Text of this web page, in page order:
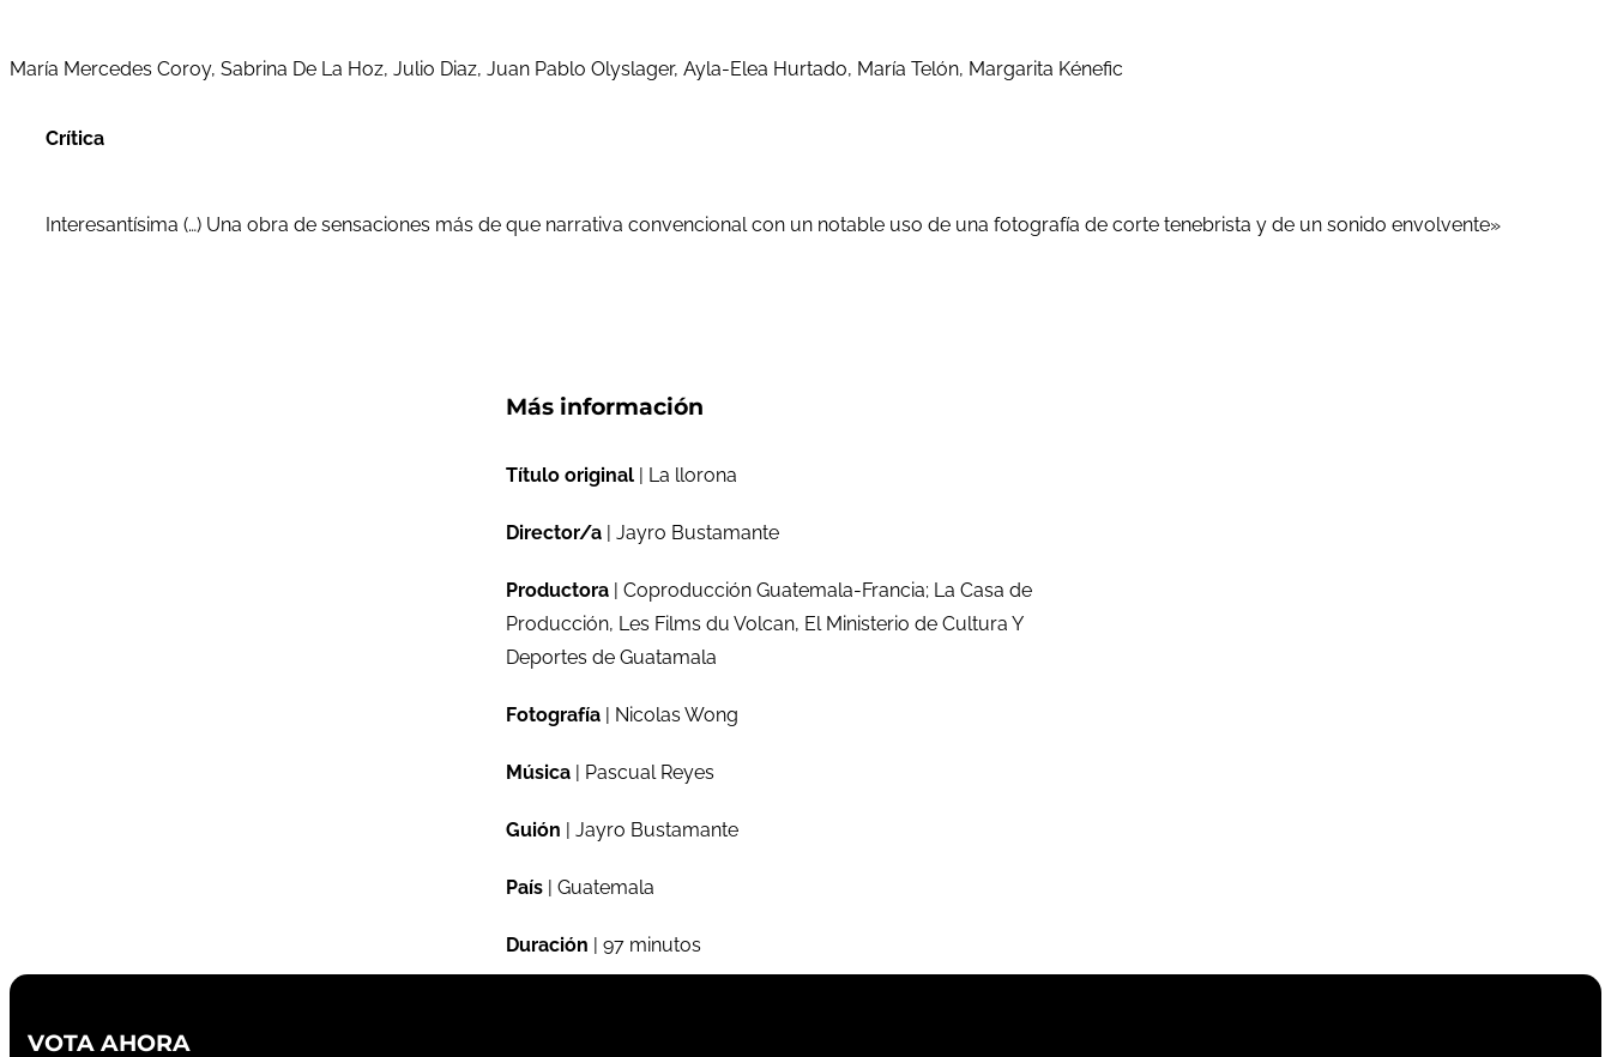
María Mercedes Coroy, Sabrina De La Hoz, Julio Diaz, Juan Pablo Olyslager, Ayla-Elea Hurtado, María Telón, Margarita Kénefic
Crítica
Interesantísima (…) Una obra de sensaciones más de que narrativa convencional con un notable uso de una fotografía de corte tenebrista y de un sonido envolvente»
Más información
Título original | La llorona
Director/a | Jayro Bustamante
Productora | Coproducción Guatemala-Francia; La Casa de
Producción, Les Films du Volcan, El Ministerio de Cultura Y
Deportes de Guatamala
Fotografía | Nicolas Wong
Música | Pascual Reyes
Guión | Jayro Bustamante
País | Guatemala
Duración | 97 minutos
VOTA AHORA